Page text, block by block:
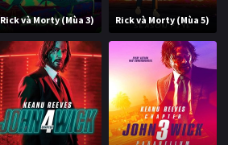
Rick và Morty (Mùa 3) Rick và Morty (Mùa 5)